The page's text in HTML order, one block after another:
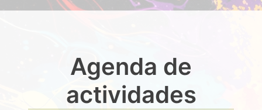
Agenda de
actividades